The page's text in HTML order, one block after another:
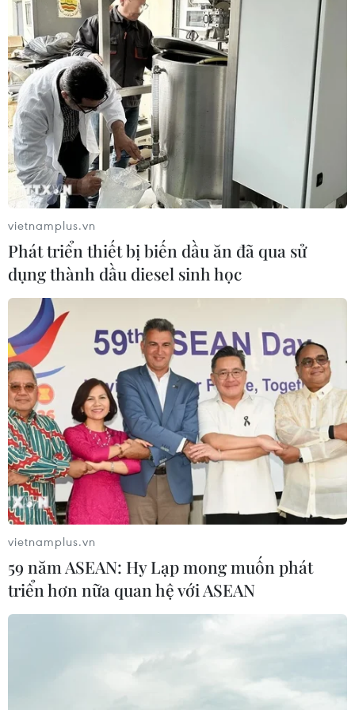
05/08/2026 09:39
Trung Quốc phóng thành công hai
vệ tinh siêu phổ Đông Phương Huệ
Nhãn
05/08/2026 07:16
Xem thêm
CƠ QUAN CHỦ QUẢN: THÔNG TẤN XÃ VIỆT NAM
Tổng Biên tập: TRẦN TIẾN DUẨN
Phó Tổng Biên tập: NGUYỄN THỊ TÁM, KHÚC THANH
THỦY
Sở hữu trí tuệ
Quy định sử dụng
RSS
Hỗ trợ
Ngôn ngữ
TTXVN
Dịch vụ tin
Quảng cáo
Liên hệ
Quảng cáo: Phó TBT Nguyễn Thị Tám: 093.5958688, Email:
vietnamplus.vn
Phát triển thiết bị biến dầu ăn đã qua sử
dụng thành dầu diesel sinh học
vietnamplus.vn
59 năm ASEAN: Hy Lạp mong muốn phát
triển hơn nữa quan hệ với ASEAN